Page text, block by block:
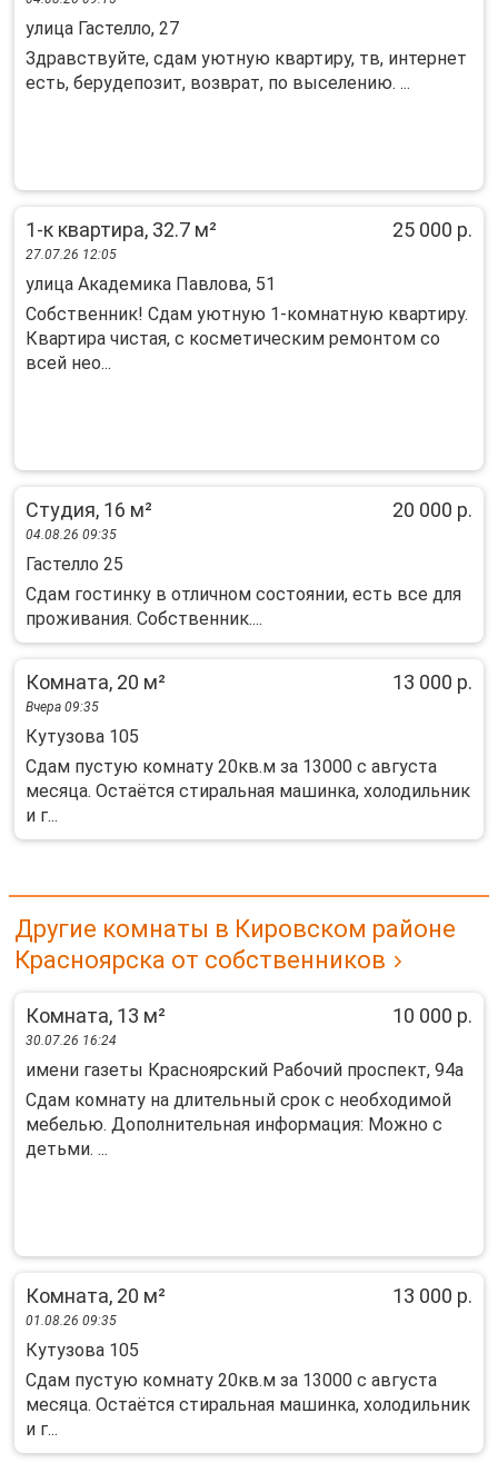
улица Гастелло, 27
Здравствуйте, сдам уютную квартиру, тв, интернет
есть, берудепозит, возврат, по выселению. ...
1-к квартира, 32.7 м² 25 000 р.
27.07.26 12:05
улица Академика Павлова, 51
Собственник! Сдам уютную 1-комнатную квартиру.
Квартира чистая, с косметическим ремонтом со
всей нео...
Студия, 16 м² 20 000 р.
04.08.26 09:35
Гастелло 25
Сдам гостинку в отличном состоянии, есть все для
проживания. Собственник....
Комната, 20 м² 13 000 р.
Вчера 09:35
Кутузова 105
Сдам пустую комнату 20кв.м за 13000 с августа
месяца. Остаётся стиральная машинка, холодильник
и г...
Другие комнаты в Кировском районе
Красноярска от собственников
Комната, 13 м² 10 000 р.
30.07.26 16:24
имени газеты Красноярский Рабочий проспект, 94а
Сдам комнату на длительный срок с необходимой
мебелью. Дополнительная информация: Можно с
детьми. ...
Комната, 20 м² 13 000 р.
01.08.26 09:35
Кутузова 105
Сдам пустую комнату 20кв.м за 13000 с августа
месяца. Остаётся стиральная машинка, холодильник
и г...